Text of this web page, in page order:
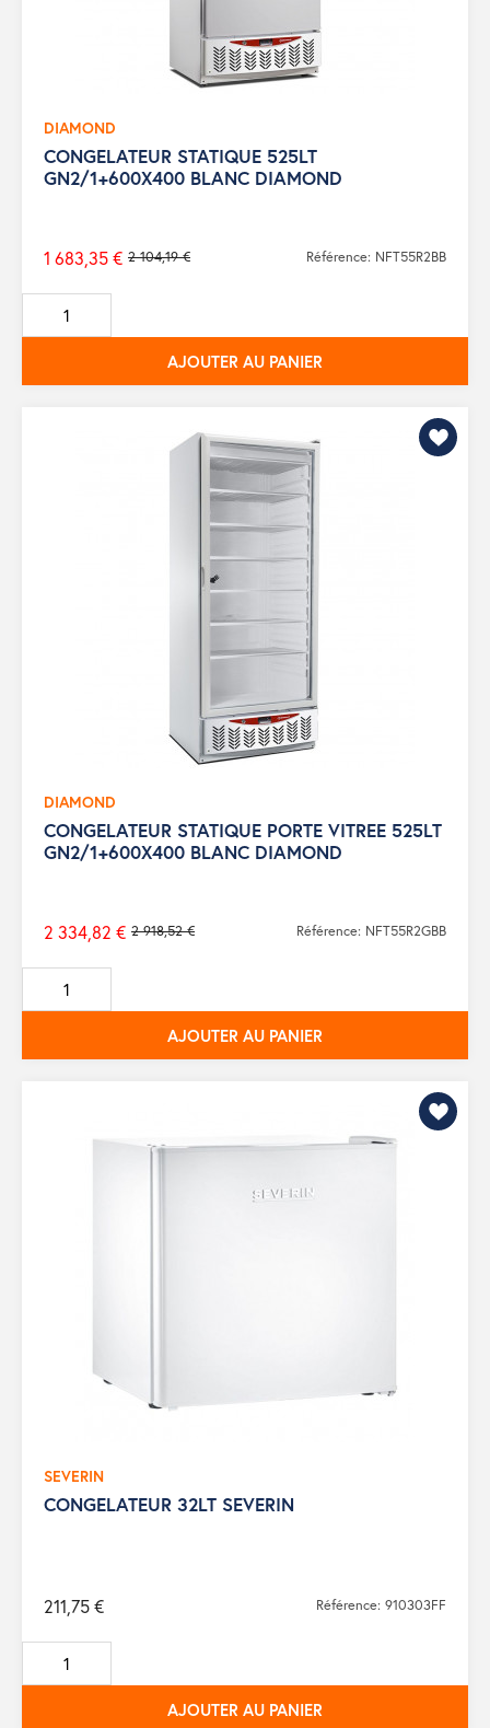
DIAMOND
CONGELATEUR STATIQUE 525LT
GN2/1+600X400 BLANC DIAMOND
Prix
de
base
2 104,19 €
1 683,35 € Référence: NFT55R2BB
AJOUTER AU PANIER
DIAMOND
CONGELATEUR STATIQUE PORTE VITREE 525LT
GN2/1+600X400 BLANC DIAMOND
Prix
de
base
2 918,52 €
2 334,82 € Référence: NFT55R2GBB
AJOUTER AU PANIER
SEVERIN
CONGELATEUR 32LT SEVERIN
211,75 € Référence: 910303FF
AJOUTER AU PANIER